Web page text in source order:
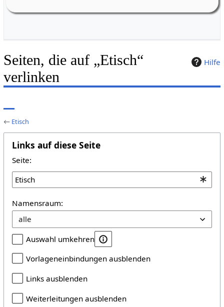
Hilfe
Seiten, die auf „Etisch“
verlinken
← Etisch
Links auf diese Seite
Seite:
Namensraum:
Auswahl umkehren
Vorlageneinbindungen ausblenden
Links ausblenden
Weiterleitungen ausblenden